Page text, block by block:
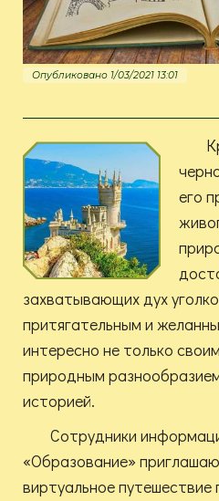
Опубликовано 1/03/2021 13:01
его
захватывающих дух
притягательным и
интересно не только
природным
историей.
Сотрудники
«Образование»
виртуальное